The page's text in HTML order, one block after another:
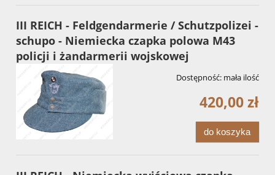
III REICH - Feldgendarmerie / Schutzpolizei -
schupo - Niemiecka czapka polowa M43
policji i żandarmerii wojskowej
Dostępność: mała ilość
420,00 zł
do koszyka